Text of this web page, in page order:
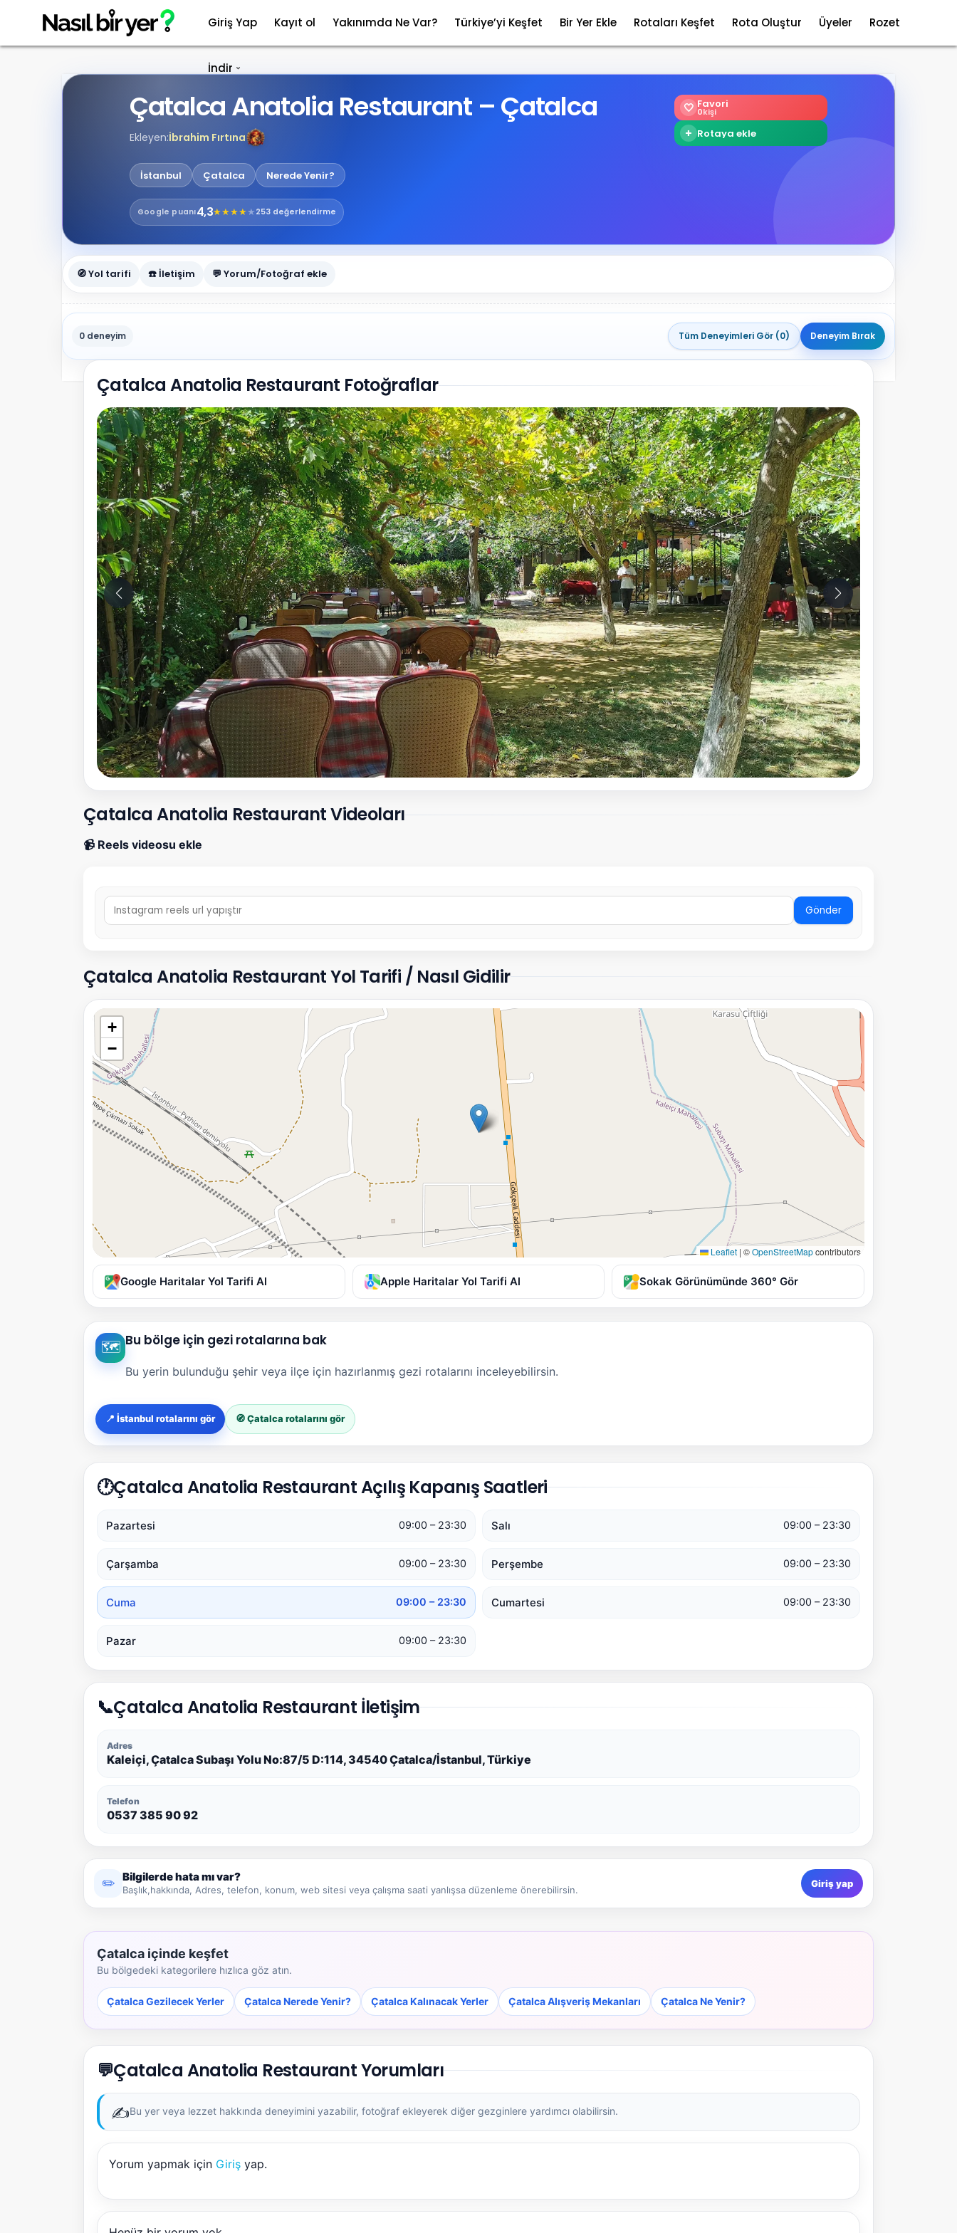
Giriş Yap Kayıt ol Yakınımda Ne Var? Türkiye’yi Keşfet Bir Yer Ekle Rotaları Keşfet Rota Oluştur Üyeler Rozet
İndir
Çatalca Anatolia Restaurant – Çatalca
Ekleyen:İbrahim Fırtına
İstanbul Çatalca Nerede Yenir?
Google puanı4,3★★★★★ 253 değerlendirme
🤍 Favori
0kişi
+ Rotaya ekle
🧭 Yol tarifi ☎️ İletişim 💬 Yorum/Fotoğraf ekle
0 deneyim Tüm Deneyimleri Gör (0) Deneyim Bırak
Çatalca Anatolia Restaurant Fotoğraflar
10Fotoğraf
Çatalca Anatolia Restaurant Videoları
📹 Reels videosu ekle
Gönder
Çatalca Anatolia Restaurant Yol Tarifi / Nasıl Gidilir
+
−
Leaflet | ©OpenStreetMapcontributors
Google Haritalar Yol Tarifi Al Apple Haritalar Yol Tarifi Al Sokak Görünümünde 360° Gör
🗺️ Bu bölge için gezi rotalarına bak
Bu yerin bulunduğu şehir veya ilçe için hazırlanmış gezi rotalarını inceleyebilirsin.
📍 İstanbul rotalarını gör 🧭 Çatalca rotalarını gör
🕐Çatalca Anatolia Restaurant Açılış Kapanış Saatleri
Pazartesi 09:00 – 23:30 Salı 09:00 – 23:30
Çarşamba 09:00 – 23:30 Perşembe 09:00 – 23:30
Cuma 09:00 – 23:30 Cumartesi 09:00 – 23:30
Pazar 09:00 – 23:30
📞Çatalca Anatolia Restaurant İletişim
Adres
Kaleiçi, Çatalca Subaşı Yolu No:87/5 D:114, 34540 Çatalca/İstanbul, Türkiye
Telefon
0537 385 90 92
✏️ Bilgilerde hata mı var?
Başlık,hakkında, Adres, telefon, konum, web sitesi veya çalışma saati yanlışsa düzenleme önerebilirsin.
Giriş yap
Çatalca içinde keşfet
Bu bölgedeki kategorilere hızlıca göz atın.
Çatalca Gezilecek Yerler Çatalca Nerede Yenir? Çatalca Kalınacak Yerler Çatalca Alışveriş Mekanları Çatalca Ne Yenir?
💬Çatalca Anatolia Restaurant Yorumları
✍️Bu yer veya lezzet hakkında deneyimini yazabilir, fotoğraf ekleyerek diğer gezginlere yardımcı olabilirsin.
Yorum yapmak için Giriş yap.
AI kullanmadan, sitedeki gerçek yerlerle akıllı rota
önerir.
Şehir / ilçe